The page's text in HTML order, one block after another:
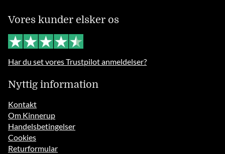
Vores kunder elsker os
Har du set vores Trustpilot anmeldelser?
Nyttig information
Kontakt
Om Kinnerup
Handelsbetingelser
Cookies
Returformular